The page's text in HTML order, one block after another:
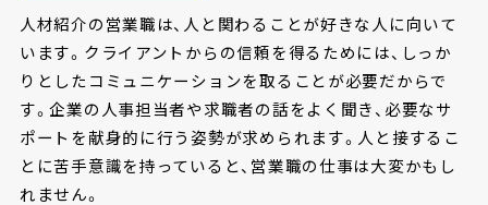
人材紹介の営業職は、人と関わることが好きな人に向いて
います。クライアントからの信頼を得るためには、しっか
りとしたコミュニケーションを取ることが必要だからで
す。企業の人事担当者や求職者の話をよく聞き、必要なサ
ポートを献身的に行う姿勢が求められます。人と接するこ
とに苦手意識を持っていると、営業職の仕事は大変かもし
れません。